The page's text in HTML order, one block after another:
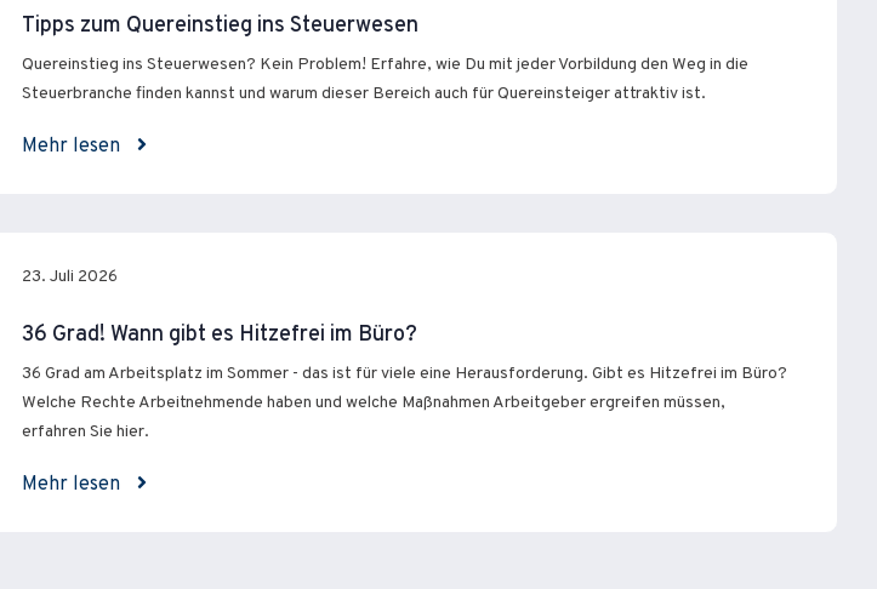
Tipps zum Quereinstieg ins Steuerwesen
Quereinstieg ins Steuerwesen? Kein Problem! Erfahre, wie Du mit jeder Vorbildung den Weg in die
Steuerbranche finden kannst und warum dieser Bereich auch für Quereinsteiger attraktiv ist.
Mehr lesen
23. Juli 2026
36 Grad! Wann gibt es Hitzefrei im Büro?
36 Grad am Arbeitsplatz im Sommer - das ist für viele eine Herausforderung. Gibt es Hitzefrei im Büro?
Welche Rechte Arbeitnehmende haben und welche Maßnahmen Arbeitgeber ergreifen müssen,
erfahren Sie hier.
Mehr lesen